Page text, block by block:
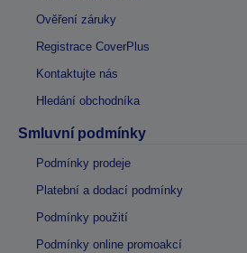
Ověření záruky
Registrace CoverPlus
Kontaktujte nás
Hledání obchodníka
Smluvní podmínky
Podmínky prodeje
Platební a dodací podmínky
Podmínky použití
Podmínky online promoakcí